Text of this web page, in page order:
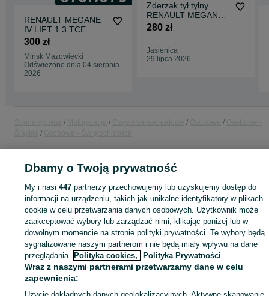
RENAULT MEGANE
IV LIFT 1.3 TCE
ZWROTNICA LEWY
PRZEDNIA
300 zł
Mińsk Mazowiecki
Odświeżono dnia 04 sierpnia
2026
Zderzak tył tylny
RENAULT MEGANE
IV 2016- KOMBI
280 zł
Jasienica
29 lipca 2026
KATEGORIA
ID:1050794279 Wyświetlenia:
Kup
Dbamy o Twoją prywatność
My i nasi447 partnerzy przechowujemy lub uzyskujemy dostęp do
informacji na urządzeniu, takich jak unikalne identyfikatory w plikach
cookie w celu przetwarzania danych osobowych. Użytkownik może
zaakceptować wybory lub zarządzać nimi, klikając poniżej lub w
dowolnym momencie na stronie polityki prywatności. Te wybory będą
sygnalizowane naszym partnerom i nie będą miały wpływu na dane
przeglądania. Polityka cookies, Polityka Prywatności
Wraz z naszymi partnerami przetwarzamy dane w celu
zapewnienia: